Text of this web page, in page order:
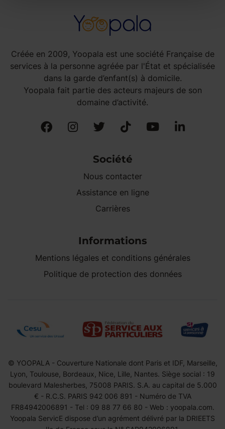
Créée en 2009, Yoopala est une société Française de
services à la personne agréée par l'État et spécialisée
dans la garde d’enfant(s) à domicile.
Yoopala fait partie des acteurs majeurs de son
domaine d’activité.
Société
Nous contacter
Assistance en ligne
Carrières
Informations
Mentions légales et conditions générales
Politique de protection des données
© YOOPALA - Couverture Nationale dont Paris et IDF, Marseille,
Lyon, Toulouse, Bordeaux, Nice, Lille, Nantes. Siège social : 19
boulevard Malesherbes, 75008 PARIS. S.A. au capital de 5.000
€ - R.C.S. PARIS 942 006 891 - Numéro de TVA
FR84942006891 - Tel : 09 88 77 66 80 - Web : yoopala.com.
Yoopala ServicE dispose d’un agrément délivré par la DRIEETS